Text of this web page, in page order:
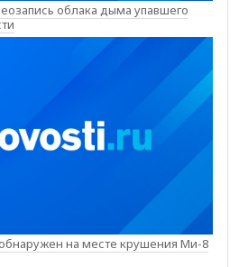
облака дыма упавшего
на месте крушения Ми-8